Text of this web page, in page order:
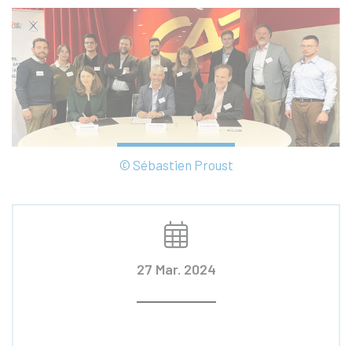
© Sébastien Proust
27 Mar. 2024